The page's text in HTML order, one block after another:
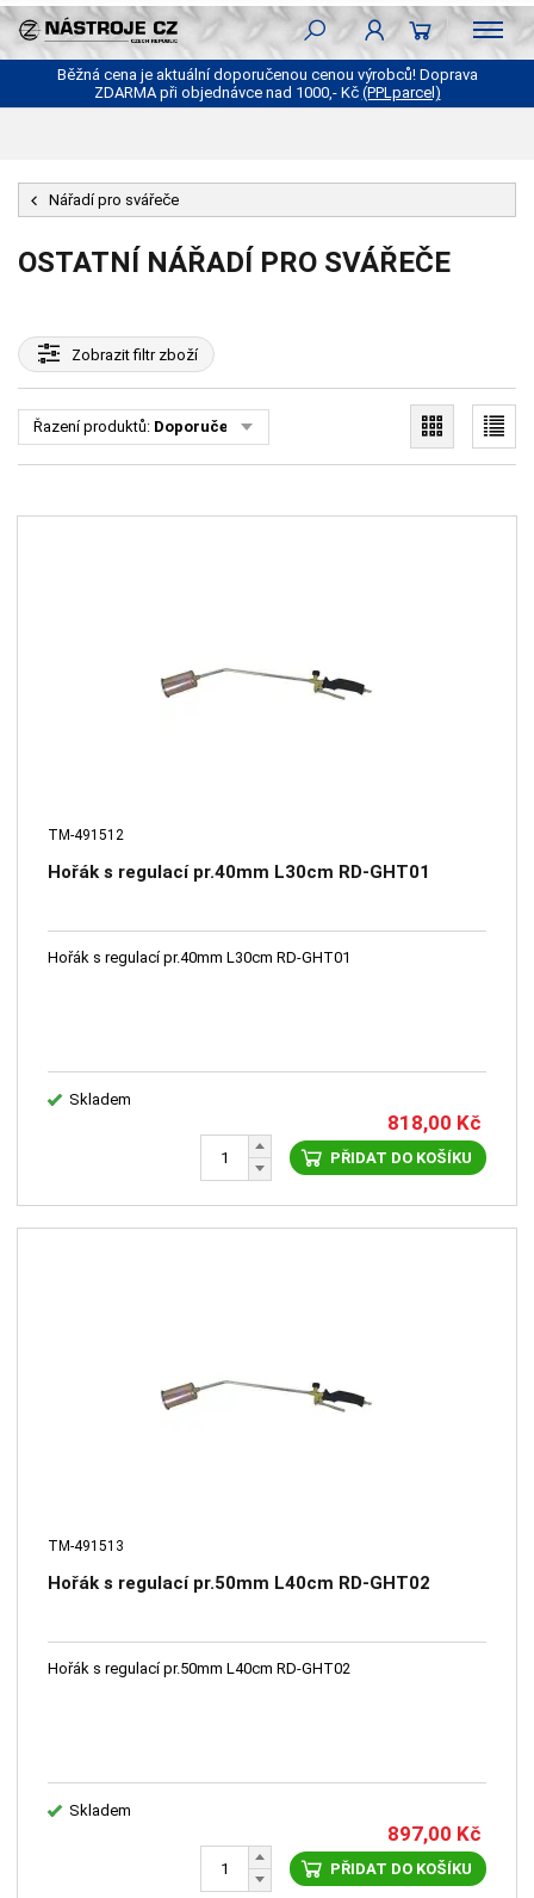
Běžná cena je aktuální doporučenou cenou výrobců! Doprava
ZDARMA při objednávce nad 1000,- Kč (PPLparcel)
Nářadí pro svářeče
OSTATNÍ NÁŘADÍ PRO SVÁŘEČE
Zobrazitfiltr zboží
Řazení produktů: Doporučené
TM-491512
Hořák s regulací pr.40mm L30cm RD-GHT01
Hořák s regulací pr.40mm L30cm RD-GHT01
Skladem
818,00 Kč
PŘIDAT DO KOŠÍKU
TM-491513
Hořák s regulací pr.50mm L40cm RD-GHT02
Hořák s regulací pr.50mm L40cm RD-GHT02
Skladem
897,00 Kč
PŘIDAT DO KOŠÍKU